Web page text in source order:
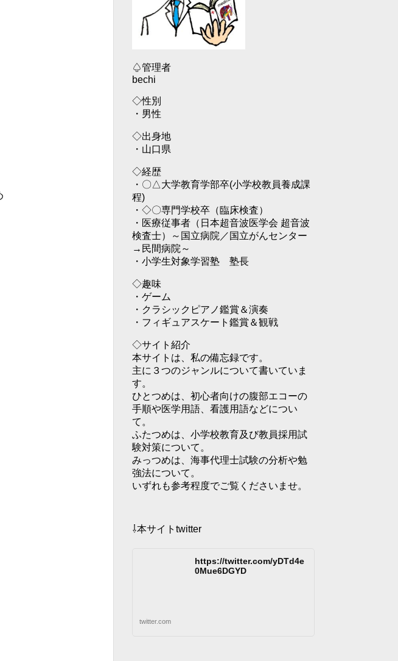
♤管理者
bechi
◇性別
・男性
◇出身地
・山口県
◇経歴
・〇△大学教育学部卒(小学校教員養成課
程)
・◇〇専門学校卒（臨床検査）
・医療従事者（日本超音波医学会 超音波
検査士）～国立病院／国立がんセンター
→民間病院～
・小学生対象学習塾 塾長
◇趣味
・ゲーム
・クラシックピアノ鑑賞＆演奏
・フィギュアスケート鑑賞＆観戦
◇サイト紹介
本サイトは、私の備忘録です。
主に３つのジャンルについて書いていま
す。
ひとつめは、初心者向けの腹部エコーの
手順や医学用語、看護用語などについ
て。
ふたつめは、小学校教育及び教員採用試
験対策について。
みっつめは、海事代理士試験の分析や勉
強法について。
いずれも参考程度でご覧くださいませ。
⇩本サイトtwitter
https://twitter.com/yDTd4e
0Mue6DGYD
twitter.com